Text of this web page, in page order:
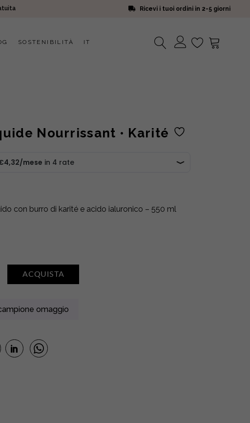
Ricevi i tuoi ordini in 2-5 giorni
SOSTENIBILITÀ IT
Nourrissant • Karité
con burro di karité e acido ialuronico – 550 ml
ACQUISTA
omaggio